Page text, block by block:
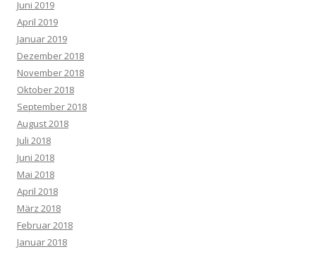
Juni 2019
April 2019
Januar 2019
Dezember 2018
November 2018
Oktober 2018
September 2018
August 2018
Juli 2018
Juni 2018
Mai 2018
April 2018
März 2018
Februar 2018
Januar 2018